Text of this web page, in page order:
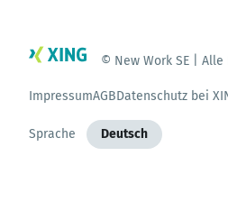
© New Work SE |
ImpressumAGBDatenschutz bei
Sprache Deutsch